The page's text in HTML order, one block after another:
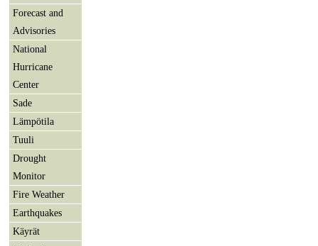
Forecast and
Advisories
National
Hurricane
Center
Sade
Lämpötila
Tuuli
Drought
Monitor
Fire Weather
Earthquakes
Käyrät